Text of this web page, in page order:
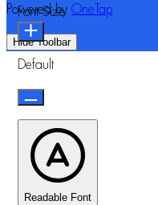
Powered by OneTap
Hide Toolbar
Font Size
Default
Readable Font